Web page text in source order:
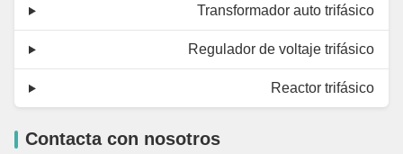
Transformador auto trifásico
Regulador de voltaje trifásico
Reactor trifásico
Contacta con nosotros